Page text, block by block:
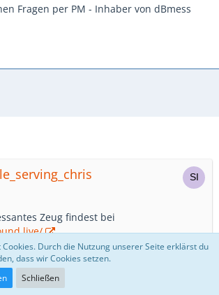
Fragen per PM - Inhaber von dBmess
Zeug findest bei
Durch die Nutzung unserer Seite erklärst du
dass wir Cookies setzen.
Schließen